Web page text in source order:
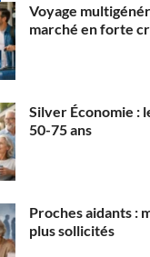
Voyage
marché en forte
Silver Économie :
50-75 ans
Proches aidants :
plus sollicités